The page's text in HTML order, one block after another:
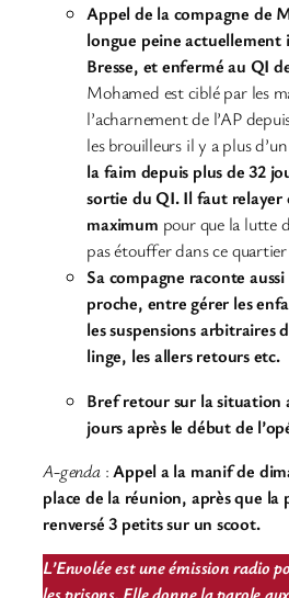
Appel de la compagne de
longue peine actuellement
Bresse, et enfermé au QI
Mohamed est ciblé par les
l’acharnement de l’AP
les brouilleurs il y a plus
la faim depuis plus de 32
sortie du QI. Il faut relayer
maximum pour que la lutte
pas étouffer dans ce
Sa compagne raconte
proche, entre gérer les
les suspensions arbitraires
linge, les allers retours etc.
Bref retour sur la situation
jours après le début de
A-genda :Appel a la manif de
place de la réunion, après que la
renversé 3 petits sur un scoot.
L’Envolée est une émission radio